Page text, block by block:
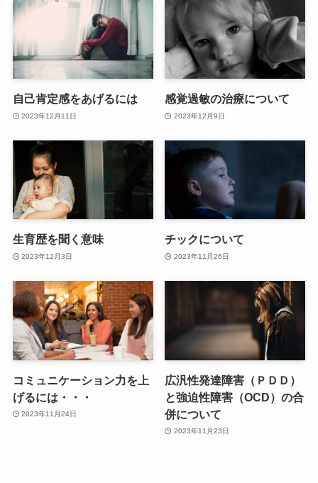
自己肯定感をあげるには
2023年12月11日
感覚過敏の治療について
2023年12月9日
生育歴を聞く意味
2023年12月3日
チックについて
2023年11月26日
コミュニケーション力を上
げるには・・・
2023年11月24日
広汎性発達障害（ＰＤＤ）
と強迫性障害（OCD）の合
併について
2023年11月23日